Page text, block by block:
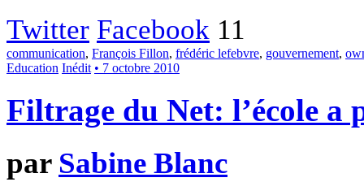
Twitter Facebook 11
communication, François Fillon, frédéric lefebvre, gouvernement,
Education Inédit • 7 octobre 2010
Filtrage du Net: l’école a
par Sabine Blanc